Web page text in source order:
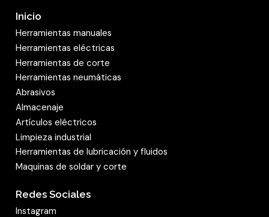
Inicio
Herramientas manuales
Herramientas eléctricas
Herramientas de corte
Herramientas neumáticas
Abrasivos
Almacenaje
Artículos eléctricos
Limpieza industrial
Herramientas de lubricación y fluidos
Maquinas de soldar y corte
Redes Sociales
Instagram